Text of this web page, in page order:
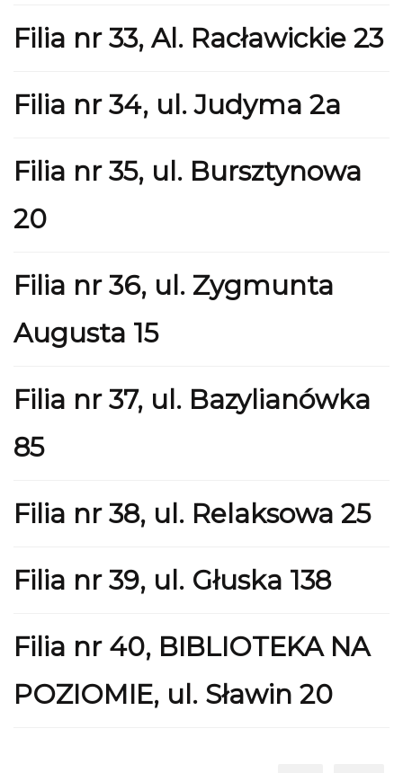
Filia nr 33, Al. Racławickie 23
Filia nr 34, ul. Judyma 2a
Filia nr 35, ul. Bursztynowa
20
Filia nr 36, ul. Zygmunta
Augusta 15
Filia nr 37, ul. Bazylianówka
85
Filia nr 38, ul. Relaksowa 25
Filia nr 39, ul. Głuska 138
Filia nr 40, BIBLIOTEKA NA
POZIOMIE, ul. Sławin 20